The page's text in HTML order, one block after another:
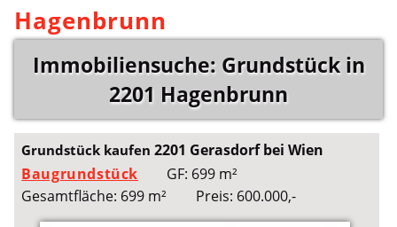
Hagenbrunn
Immobiliensuche: Grundstück in
2201 Hagenbrunn
Grundstück kaufen2201 Gerasdorf bei Wien
Baugrundstück
GF: 699 m²
Gesamtfläche: 699 m²
Preis: 600.000,-